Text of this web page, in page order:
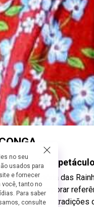
estreia
na história das
ao incorporar
região rica em tradições
no seu
usados para
e fornecer
você, tanto no
Para saber
consulte